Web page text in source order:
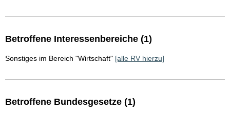
Betroffene Interessenbereiche (1)
Sonstiges im Bereich "Wirtschaft" [alle RV hierzu]
Betroffene Bundesgesetze (1)